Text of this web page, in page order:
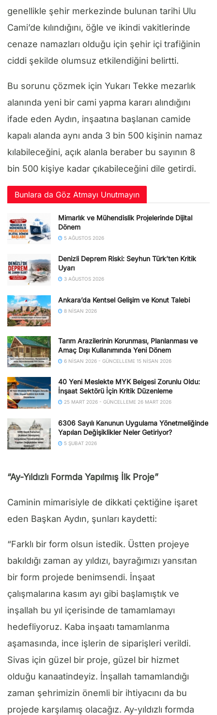
genellikle şehir merkezinde bulunan tarihi Ulu
Cami’de kılındığını, öğle ve ikindi vakitlerinde
cenaze namazları olduğu için şehir içi trafiğinin
ciddi şekilde olumsuz etkilendiğini belirtti.
Bu sorunu çözmek için Yukarı Tekke mezarlık
alanında yeni bir cami yapma kararı alındığını
ifade eden Aydın, inşaatına başlanan camide
kapalı alanda aynı anda 3 bin 500 kişinin namaz
kılabileceğini, açık alanla beraber bu sayının 8
bin 500 kişiye kadar çıkabileceğini dile getirdi.
Bunlara da Göz Atmayı Unutmayın
Mimarlık ve Mühendislik Projelerinde Dijital
Dönem
5 AĞUSTOS 2026
Denizli Deprem Riski: Seyhun Türk’ten Kritik
Uyarı
3 AĞUSTOS 2026
Ankara’da Kentsel Gelişim ve Konut Talebi
8 NISAN 2026
Tarım Arazilerinin Korunması, Planlanması ve
Amaç Dışı Kullanımında Yeni Dönem
6 NISAN 2026 - GÜNCELLEME 15 NISAN 2026
40 Yeni Meslekte MYK Belgesi Zorunlu Oldu:
İnşaat Sektörü İçin Kritik Düzenleme
25 MART 2026 - GÜNCELLEME 26 MART 2026
6306 Sayılı Kanunun Uygulama Yönetmeliğinde
Yapılan Değişiklikler Neler Getiriyor?
5 ŞUBAT 2026
“Ay-Yıldızlı Formda Yapılmış İlk Proje”
Caminin mimarisiyle de dikkati çektiğine işaret
eden Başkan Aydın, şunları kaydetti:
“Farklı bir form olsun istedik. Üstten projeye
bakıldığı zaman ay yıldızı, bayrağımızı yansıtan
bir form projede benimsendi. İnşaat
çalışmalarına kasım ayı gibi başlamıştık ve
inşallah bu yıl içerisinde de tamamlamayı
hedefliyoruz. Kaba inşaatı tamamlanma
aşamasında, ince işlerin de siparişleri verildi.
Sivas için güzel bir proje, güzel bir hizmet
olduğu kanaatindeyiz. İnşallah tamamlandığı
zaman şehrimizin önemli bir ihtiyacını da bu
projede karşılamış olacağız. Ay-yıldızlı formda